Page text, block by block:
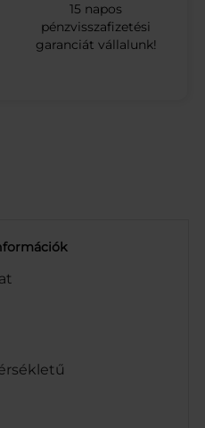
15 napos
pénzvisszafizetési
garanciát vállalunk!